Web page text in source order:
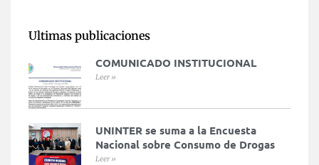
Ultimas publicaciones
COMUNICADO INSTITUCIONAL
Leer »
UNINTER se suma a la Encuesta
Nacional sobre Consumo de Drogas
Leer »